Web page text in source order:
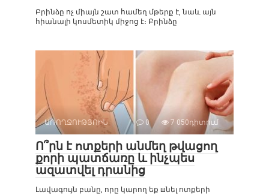
Բրինձը ոչ միայն շատ համեղ մթերք է, նաև այն
հիանալի կոսմետիկ միջոց է։ Բրինձը
ԱՌՈՂՋՈՒԹՅՈԻՆ 0 7 050դիտում
Ո՞րն է ոտքերի անմեղ թվացող
քորի պատճառը և ինչպես
ազատվել դրանից
Լավագույն բանը, որը կարող եք шնել ոտքերի